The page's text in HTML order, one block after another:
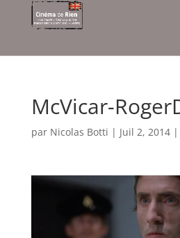
McVicar-
par Nicolas Botti | Juil 2, 2014|